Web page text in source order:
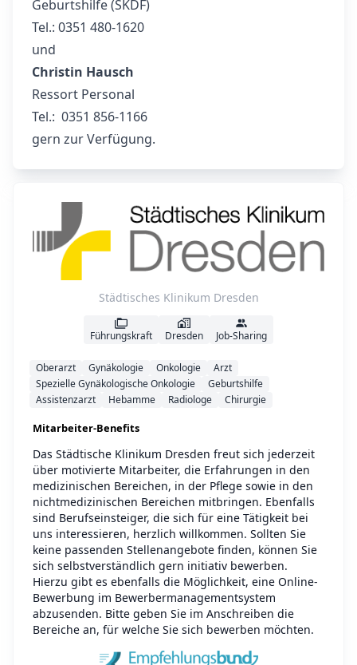
Geburtshilfe (SKDF)
Tel.: 0351 480-1620
und
Christin Hausch
Ressort Personal
Tel.: 0351 856-1166
gern zur Verfügung.
Städtisches Klinikum Dresden
Führungskraft Dresden Job-Sharing
Oberarzt Gynäkologie Onkologie
Arzt
Spezielle Gynäkologische Onkologie
Geburtshilfe
Assistenzarzt
Hebamme Radiologe Chirurgie
Mitarbeiter-Benefits
Das Städtische Klinikum Dresden freut sich jederzeit
über motivierte Mitarbeiter, die Erfahrungen in den
medizinischen Bereichen, in der Pflege sowie in den
nichtmedizinischen Bereichen mitbringen. Ebenfalls
sind Berufseinsteiger, die sich für eine Tätigkeit bei
uns interessieren, herzlich willkommen. Sollten Sie
keine passenden Stellenangebote finden, können Sie
sich selbstverständlich gern initiativ bewerben.
Hierzu gibt es ebenfalls die Möglichkeit, eine Online-
Bewerbung im Bewerbermanagementsystem
abzusenden. Bitte geben Sie im Anschreiben die
Bereiche an, für welche Sie sich bewerben möchten.